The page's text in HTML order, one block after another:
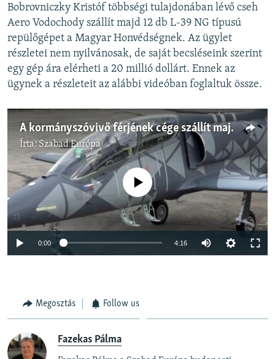
Bobrovniczky Kristóf többségi tulajdonában lévő cseh
Aero Vodochody szállít majd 12 db L-39 NG típusú
repülőgépet a Magyar Honvédségnek. Az ügylet
részletei nem nyilvánosak, de saját becsléseink szerint
egy gép ára elérheti a 20 millió dollárt. Ennek az
ügynek a részleteit az alábbi videóban foglaltuk össze.
A kormányszóvivő férjének cége szállít majd repülőgépeket a Magyar Honvédségnek
Írta: Szabad Európa
Auto 240p
720p
Jelenleg nincs elérhető tartalom
0:00 4:16
Megosztás Follow us
Fazekas Pálma